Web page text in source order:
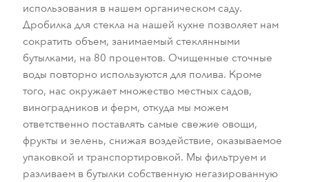
использования в нашем органическом саду.
Дробилка для стекла на нашей кухне позволяет нам
сократить объем, занимаемый стеклянными
бутылками, на 80 процентов. Очищенные сточные
воды повторно используются для полива. Кроме
того, нас окружает множество местных садов,
виноградников и ферм, откуда мы можем
ответственно поставлять самые свежие овощи,
фрукты и зелень, снижая воздействие, оказываемое
упаковкой и транспортировкой. Мы фильтруем и
разливаем в бутылки собственную негазированную